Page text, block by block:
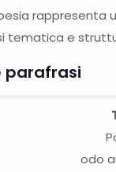
rappresenta
tematica e
parafrasi
odo